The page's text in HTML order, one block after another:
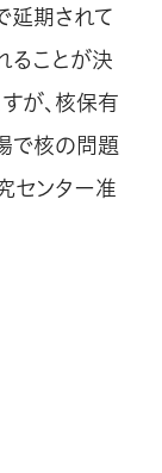
延期されて
ることが決
が、核保有
で核の問題
センター准